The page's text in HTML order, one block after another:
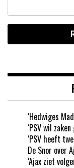
‘Hedwiges
‘PSV wil
‘PSV heeft
De Snor over
‘Ajax ziet